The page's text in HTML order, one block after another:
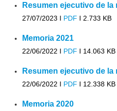
Resumen ejecutivo de la
27/07/2023 I PDF I 2.733 KB
Memoria 2021
22/06/2022 I PDF I 14.063 KB
Resumen ejecutivo de la
22/06/2022 I PDF I 12.338 KB
Memoria 2020